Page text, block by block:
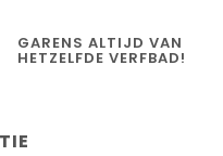
GARENS ALTIJD VAN
HETZELFDE VERFBAD!